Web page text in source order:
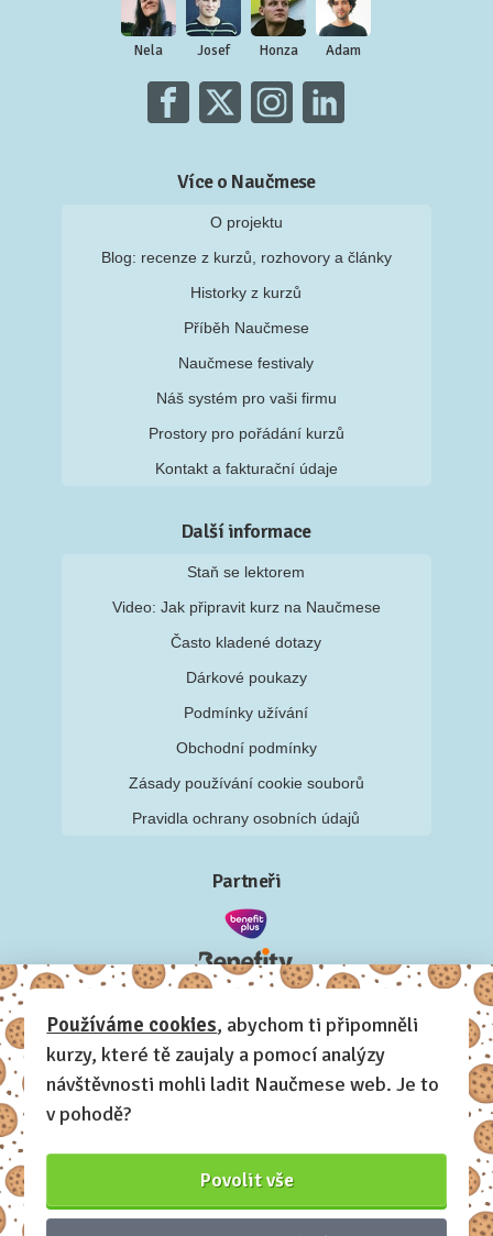
Nela Josef Honza Adam
Více o Naučmese
O projektu
Blog: recenze z kurzů, rozhovory a články
Historky z kurzů
Příběh Naučmese
Naučmese festivaly
Náš systém pro vaši firmu
Prostory pro pořádání kurzů
Kontakt a fakturační údaje
Další informace
Staň se lektorem
Video: Jak připravit kurz na Naučmese
Často kladené dotazy
Dárkové poukazy
Podmínky užívání
Obchodní podmínky
Zásady používání cookie souborů
Pravidla ochrany osobních údajů
Partneři
Používáme cookies, abychom ti připomněli
kurzy, které tě zaujaly a pomocí analýzy
návštěvnosti mohli ladit Naučmese web. Je to
v pohodě?
Povolit vše